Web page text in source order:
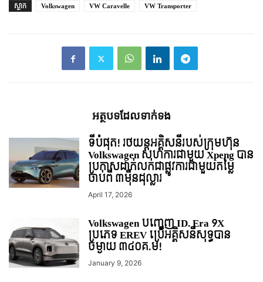
ស្លាក
Volkswagen VW Caravelle VW Transporter
អត្ថបទ​ដែល​ទាក់ទង
ទីបំផុត! រថយន្ដអគ្គិសនីរបស់ក្រុមហ៊ុន
Volkswagen សហការជាមួយ Xpeng បាន
ប្រកាសដាក់លក់ជាផ្លូវការជាមួយតម្លៃ
ចាប់ពី ៣មុឺនដុល្លារ
April 17, 2026
Volkswagen បញ្ចេញ ID. Era 9X
ប្រភេទ EREV ប្រើអគ្គិសនីសុទ្ធបាន
ចម្ងាយ ៣៤០គ.ម!
January 9, 2026